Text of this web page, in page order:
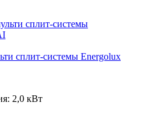
сплит-системы Energolux
2,0 кВт